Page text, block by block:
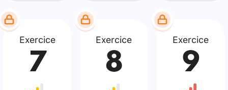
Exercice
7
Exercice
8
Exercice
9